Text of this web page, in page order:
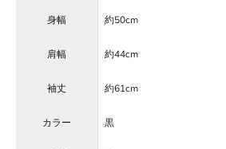
身幅 約50cm
肩幅 約44cm
袖丈 約61cm
カラー 黒